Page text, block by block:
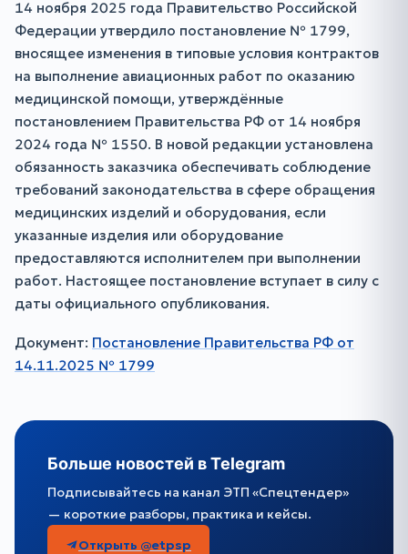
14 ноября 2025 года Правительство Российской
Федерации утвердило постановление № 1799,
вносящее изменения в типовые условия контрактов
на выполнение авиационных работ по оказанию
медицинской помощи, утверждённые
постановлением Правительства РФ от 14 ноября
2024 года № 1550. В новой редакции установлена
обязанность заказчика обеспечивать соблюдение
требований законодательства в сфере обращения
медицинских изделий и оборудования, если
указанные изделия или оборудование
предоставляются исполнителем при выполнении
работ. Настоящее постановление вступает в силу с
даты официального опубликования.
Документ: Постановление Правительства РФ от
14.11.2025 № 1799
Больше новостей в Telegram
Подписывайтесь на канал ЭТП «Спецтендер»
— короткие разборы, практика и кейсы.
Открыть @etpsp